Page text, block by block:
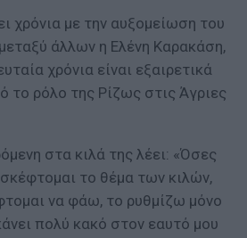
χρόνια με την αυξομείωση του
άλλων η Ελένη Καρακάση,
χρόνια είναι εξαιρετικά
το ρόλο της Ρίζως στις Άγριες
στα κιλά της λέει: «Όσες
το θέμα των κιλών,
να φάω, το ρυθμίζω μόνο
πολύ κακό στον εαυτό μου